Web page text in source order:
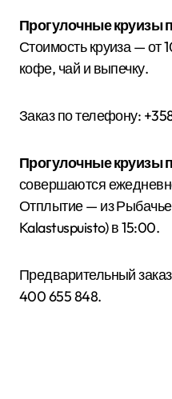
Прогулочные круизы
Стоимость круиза — от
кофе, чай и выпечку.
Заказ по телефону:
Прогулочные круизы
совершаются
Отплытие — из
Kalastuspuisto) в 15:00.
Предварительный
400 655 848.